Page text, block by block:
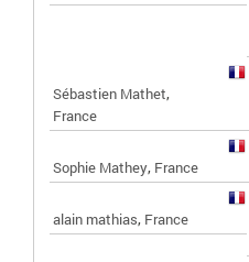
Sébastien Mathet,
France
Sophie Mathey, France
alain mathias, France